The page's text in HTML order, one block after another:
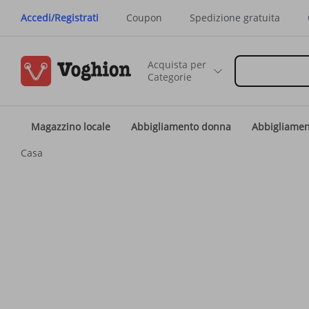
Accedi/Registrati Coupon Spedizione gratuita
Acquista per
Categorie
Magazzino locale Abbigliamento donna
Casa